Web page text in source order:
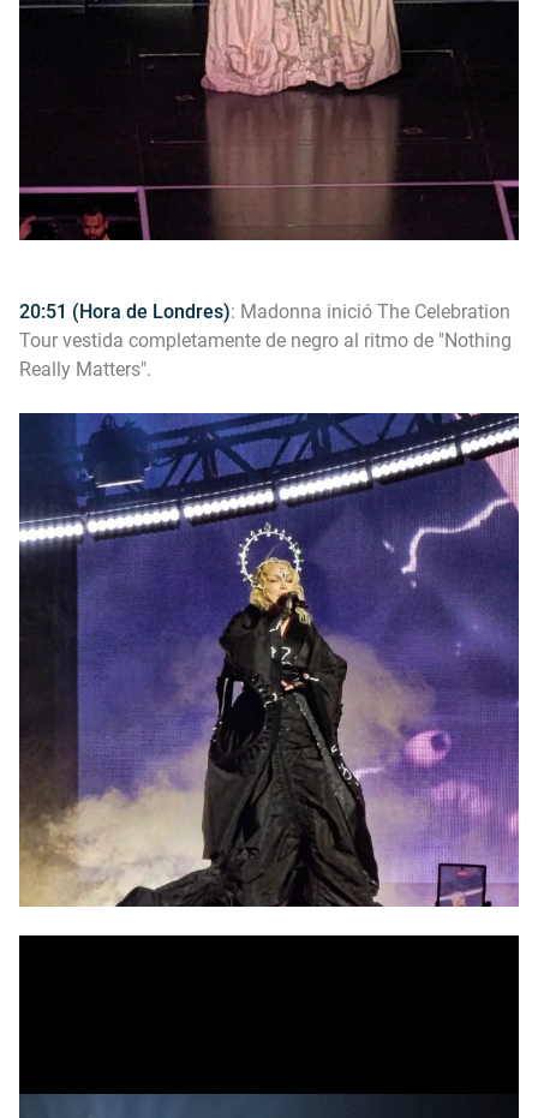
20:51 (Hora de Londres): Madonna inició The Celebration
Tour vestida completamente de negro al ritmo de "Nothing
Really Matters".